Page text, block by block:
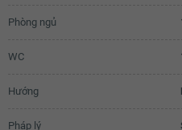
Phòng ngủ
WC
Hướng
Pháp lý